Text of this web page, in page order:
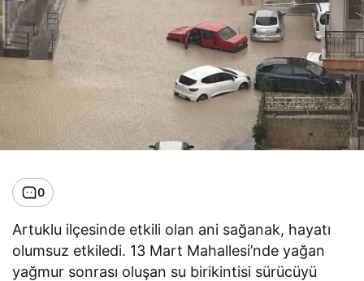
0
Artuklu ilçesinde etkili olan ani sağanak, hayatı
olumsuz etkiledi. 13 Mart Mahallesi’nde yağan
yağmur sonrası oluşan su birikintisi sürücüyü